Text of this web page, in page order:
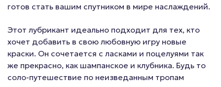
готов стать вашим спутником в мире наслаждений.
Этот лубрикант идеально подходит для тех, кто
хочет добавить в свою любовную игру новые
краски. Он сочетается с ласками и поцелуями так
же прекрасно, как шампанское и клубника. Будь то
соло-путешествие по неизведанным тропам